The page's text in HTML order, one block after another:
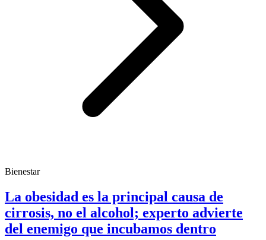
Bienestar
La obesidad es la principal causa de
cirrosis, no el alcohol; experto advierte
del enemigo que incubamos dentro